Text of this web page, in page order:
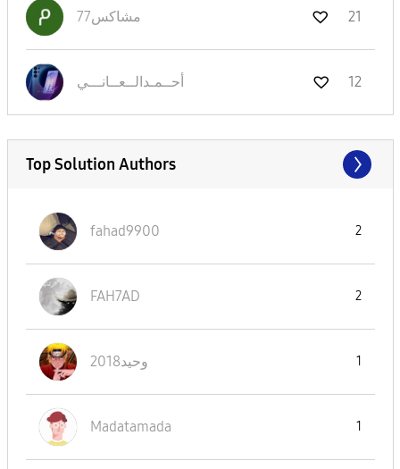
مشاكس77 21
أحــمـدالــعــانـــي 12
Top Solution Authors
fahad9900 2
FAH7AD 2
وحيد2018 1
Madatamada 1